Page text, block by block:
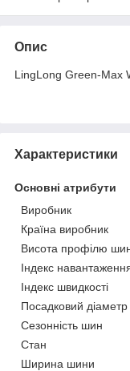
Опис
LingLong Green-Max
Характеристики
Основні атрибути
Виробник
Країна виробник
Висота профілю
Індекс
Індекс швидкості
Посадковий
Сезонність шин
Стан
Ширина шини